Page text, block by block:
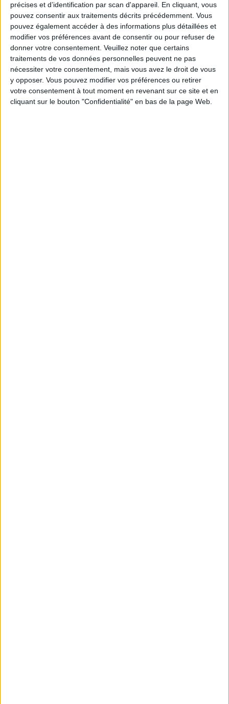
précises et d’identification par scan d'appareil. En cliquant, vous
pouvez consentir aux traitements décrits précédemment. Vous
pouvez également accéder à des informations plus détaillées et
modifier vos préférences avant de consentir ou pour refuser de
donner votre consentement. Veuillez noter que certains
traitements de vos données personnelles peuvent ne pas
nécessiter votre consentement, mais vous avez le droit de vous
y opposer. Vous pouvez modifier vos préférences ou retirer
votre consentement à tout moment en revenant sur ce site et en
cliquant sur le bouton "Confidentialité" en bas de la page Web.
LES SPF 50 QUI DONNENT ENVIE DE SE TARTINER